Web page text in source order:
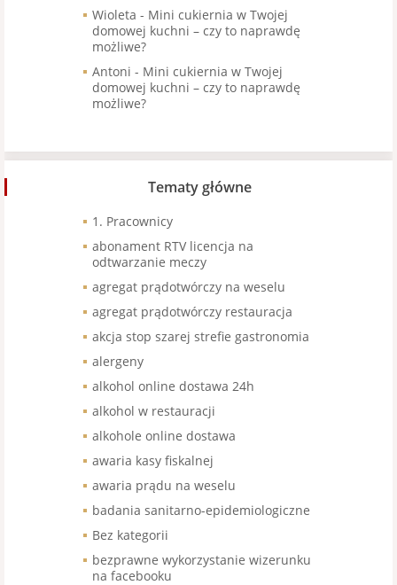
Wioleta - Mini cukiernia w Twojej
domowej kuchni – czy to naprawdę
możliwe?
Antoni - Mini cukiernia w Twojej
domowej kuchni – czy to naprawdę
możliwe?
Tematy główne
1. Pracownicy
abonament RTV licencja na
odtwarzanie meczy
agregat prądotwórczy na weselu
agregat prądotwórczy restauracja
akcja stop szarej strefie gastronomia
alergeny
alkohol online dostawa 24h
alkohol w restauracji
alkohole online dostawa
awaria kasy fiskalnej
awaria prądu na weselu
badania sanitarno-epidemiologiczne
Bez kategorii
bezprawne wykorzystanie wizerunku
na facebooku